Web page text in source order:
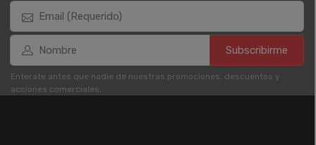
Subscribirme
Enterate antes que nadie de nuestras promociones, descuentos y
acciones comerciales.